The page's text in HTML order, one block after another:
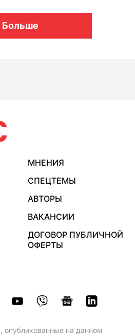
Больше
МНЕНИЯ
СПЕЦТЕМЫ
АВТОРЫ
ВАКАНСИИ
ДОГОВОР ПУБЛИЧНОЙ
ОФЕРТЫ
опубликованные на данном